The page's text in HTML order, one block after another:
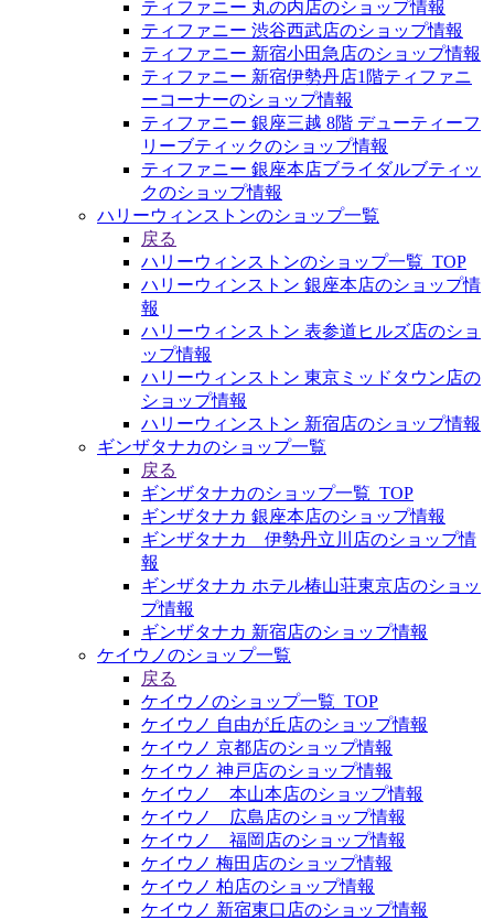
ティファニー 丸の内店のショップ情報
ティファニー 渋谷西武店のショップ情報
ティファニー 新宿小田急店のショップ情報
ティファニー 新宿伊勢丹店1階ティファニ
ーコーナーのショップ情報
ティファニー 銀座三越 8階 デューティーフ
リーブティックのショップ情報
ティファニー 銀座本店ブライダルブティッ
クのショップ情報
ハリーウィンストンのショップ一覧
戻る
ハリーウィンストンのショップ一覧_TOP
ハリーウィンストン 銀座本店のショップ情
報
ハリーウィンストン 表参道ヒルズ店のショ
ップ情報
ハリーウィンストン 東京ミッドタウン店の
ショップ情報
ハリーウィンストン 新宿店のショップ情報
ギンザタナカのショップ一覧
戻る
ギンザタナカのショップ一覧_TOP
ギンザタナカ 銀座本店のショップ情報
ギンザタナカ 伊勢丹立川店のショップ情
報
ギンザタナカ ホテル椿山荘東京店のショッ
プ情報
ギンザタナカ 新宿店のショップ情報
ケイウノのショップ一覧
戻る
ケイウノのショップ一覧_TOP
ケイウノ 自由が丘店のショップ情報
ケイウノ 京都店のショップ情報
ケイウノ 神戸店のショップ情報
ケイウノ 本山本店のショップ情報
ケイウノ 広島店のショップ情報
ケイウノ 福岡店のショップ情報
ケイウノ 梅田店のショップ情報
ケイウノ 柏店のショップ情報
ケイウノ 新宿東口店のショップ情報